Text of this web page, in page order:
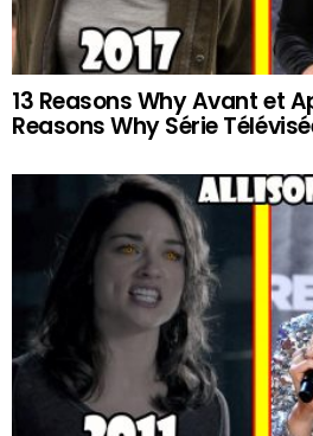
13 Reasons Why Avant et
Reasons Why Série